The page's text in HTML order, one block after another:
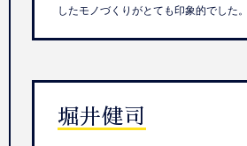
したモノづくりがとても印象的でした。
堀井健司